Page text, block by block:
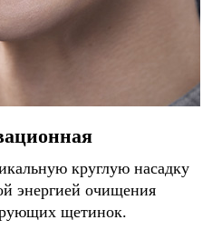
круглую насадку
энергией очищения
щетинок.